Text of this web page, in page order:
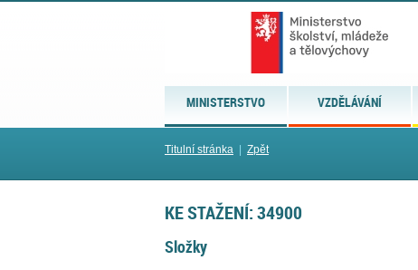
MINISTERSTVO VZDĚLÁVÁNÍ
Titulní stránka Zpět
KE STAŽENÍ: 34900
Složky